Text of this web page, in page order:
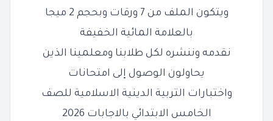
ويتكون الملف من 7 ورقات وبحجم 2 ميجا
بالعلامة المائية الخفيفة
نقدمه وننشره لكل طلابنا ومعلمينا الذين
يحاولون الوصول إلى امتحانات
واختبارات التربية الدينية الاسلامية للصف
الخامس الابتدائي بالاجابات 2026